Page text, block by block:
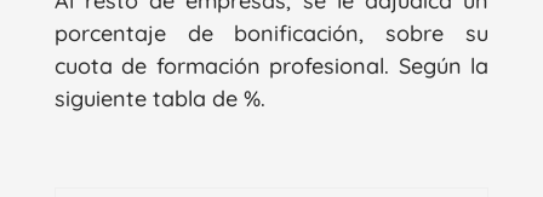
porcentaje de bonificación, sobre su
cuota de formación profesional. Según la
siguiente tabla de %.